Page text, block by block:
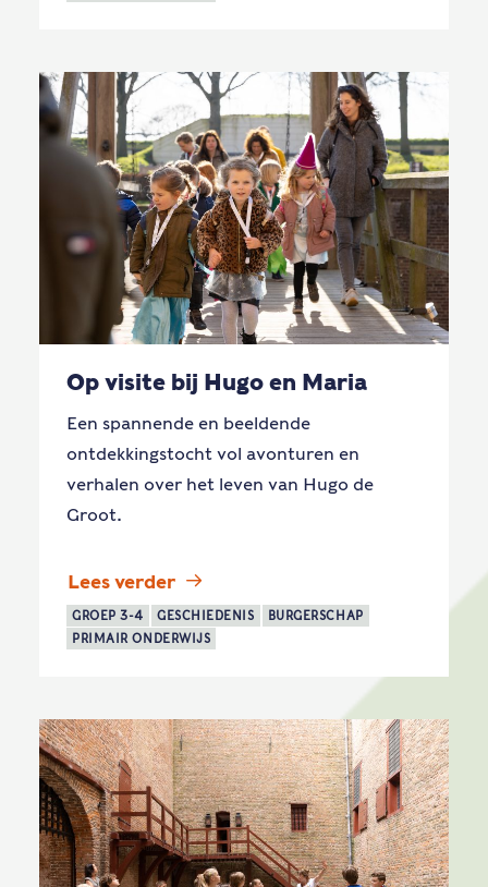
Op visite bij Hugo en Maria
Een spannende en beeldende
ontdekkingstocht vol avonturen en
verhalen over het leven van Hugo de
Groot.
Lees verder
GROEP 3-4 GESCHIEDENIS
BURGERSCHAP
PRIMAIR ONDERWIJS